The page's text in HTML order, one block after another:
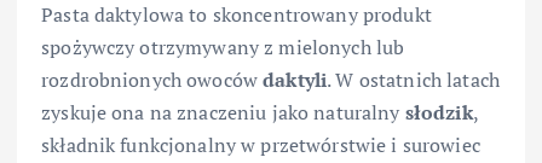
Pasta daktylowa to skoncentrowany produkt
spożywczy otrzymywany z mielonych lub
rozdrobnionych owocówdaktyli. W ostatnich latach
zyskuje ona na znaczeniu jako naturalny słodzik,
składnik funkcjonalny w przetwórstwie i surowiec